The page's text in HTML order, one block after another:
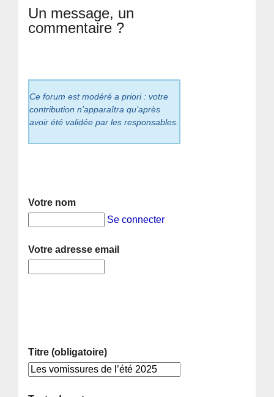
Un message, un
commentaire ?
Ce forum est modéré a priori : votre
contribution n’apparaîtra qu’après
avoir été validée par les responsables.
Votre nom
Se connecter
Votre adresse email
Titre (obligatoire)